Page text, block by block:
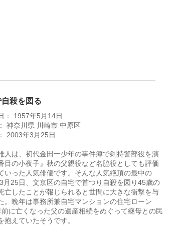
殺を図る
： 1957年5月14日
神奈川県 川崎市 中原区
2003年3月25日
人は、初代金田一少年の事件簿で剣持警部役を演
目の小夜子』秋の父親役など名脇役としても評価
いった人気俳優です。そんな人気絶頂の最中の
月25日、文京区の自宅で首つり自殺を図り45歳の
亡したことが報じられると世間に大きな衝撃を与
。晩年は事務所兼自宅マンションの住宅ローン
に亡くなった父の遺産相続をめぐって継母との民
抱えていたそうです。